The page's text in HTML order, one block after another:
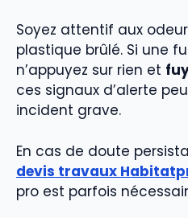
Soyez attentif aux
plastique brûlé. Si une
n’appuyez sur rien et
ces signaux d’alerte
incident grave.
En cas de doute
devis travaux
pro est parfois